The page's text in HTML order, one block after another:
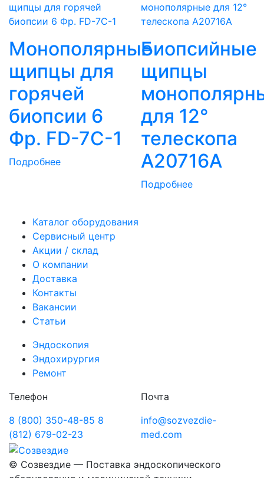
Монополярные
щипцы для
горячей
биопсии 6
Фр. FD-7C-1
Подробнее
Биопсийные
щипцы
для 12°
телескопа
A20716A
Подробнее
Каталог оборудования
Сервисный центр
Акции / склад
О компании
Доставка
Контакты
Вакансии
Статьи
Эндоскопия
Эндохирургия
Ремонт
Телефон
8 (800) 350-48-85 8
(812) 679-02-23
Почта
info@sozvezdie-
med.com
© Созвездие — Поставка эндоскопического